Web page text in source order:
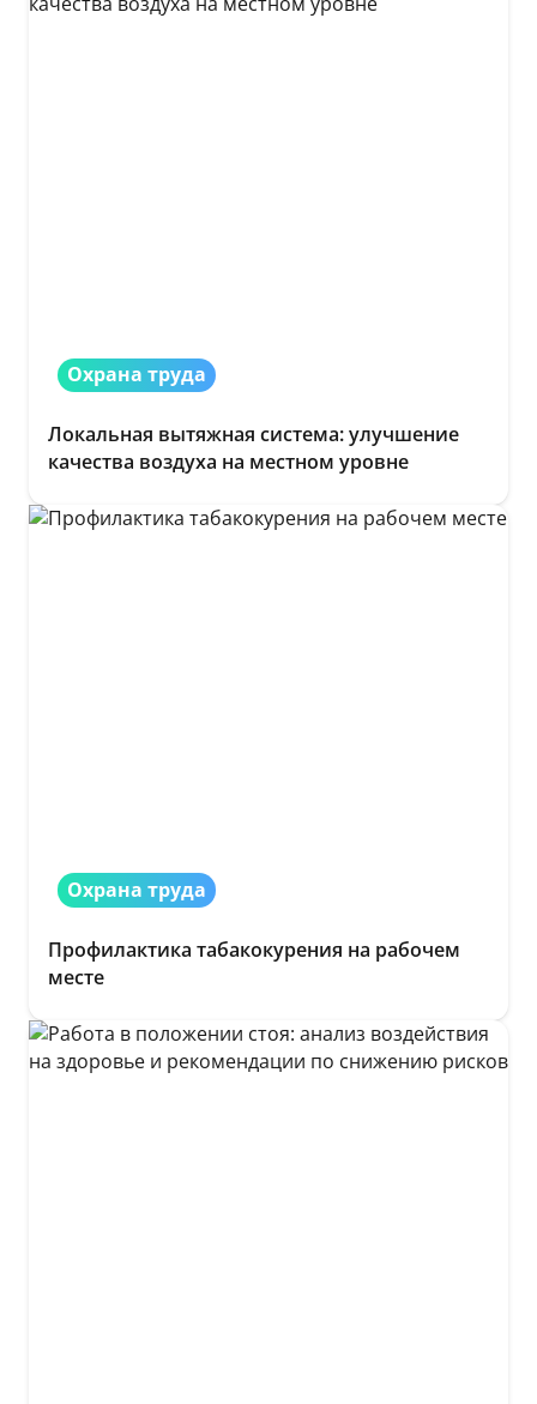
Охрана труда
Локальная вытяжная система: улучшение
качества воздуха на местном уровне
Охрана труда
Профилактика табакокурения на рабочем
месте